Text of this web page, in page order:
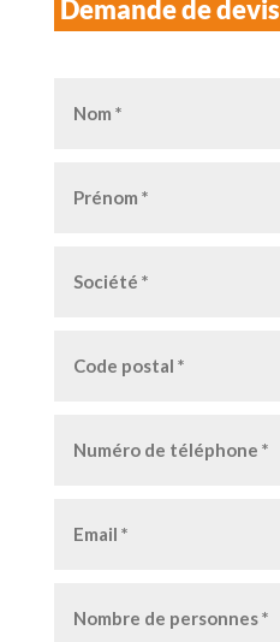
Demande de devis